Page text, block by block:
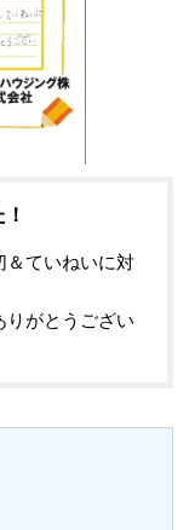
＆ていねいに対
りがとうござい